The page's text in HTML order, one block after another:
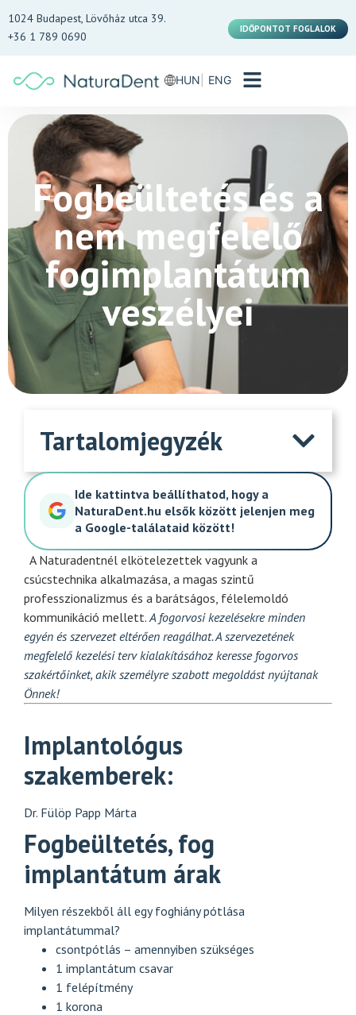
1024 Budapest, Lövőház utca 39.
+36 1 789 0690
IDŐPONTOT FOGLALOK
HUN ENG
Fogbeültetés és a
nem megfelelő
fogimplantátum
veszélyei
Tartalomjegyzék
Ide kattintva beállíthatod, hogy a
NaturaDent.hu elsők között jelenjen meg
a Google-találataid között!
A Naturadentnél elkötelezettek vagyunk a
csúcstechnika alkalmazása, a magas szintű
professzionalizmus és a barátságos, félelemoldó
kommunikáció mellett. A fogorvosi kezelésekre minden
egyén és szervezet eltérően reagálhat. A szervezetének
megfelelő kezelési terv kialakításához keresse fogorvos
szakértőinket, akik személyre szabott megoldást nyújtanak
Önnek!
Implantológus
szakemberek:
Dr. Fülöp Papp Márta
Fogbeültetés, fog
implantátum árak
Milyen részekből áll egy foghiány pótlása
implantátummal?
csontpótlás – amennyiben szükséges
1 implantátum csavar
1 felépítmény
1 korona